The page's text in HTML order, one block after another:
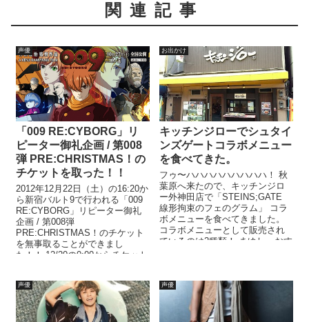
関連記事
声優
「009 RE:CYBORG」リ
ピーター御礼企画 / 第008
弾 PRE:CHRISTMAS！の
チケットを取った！！
2012年12月22日（土）の16:20か
ら新宿バルト9で行われる「009
RE:CYBORG」リピーター御礼
企画 / 第008弾
PRE:CHRISTMAS！のチケット
を無事取ることができまし
た！！ 12/20の0:00からチケット
お出かけ
キッチンジローでシュタイ
ンズゲートコラボメニュー
を食べてきた。
フゥ〜ハハハハハハハハハ！ 秋
葉原へ来たので、キッチンジロ
ー外神田店で「STEINS;GATE
線形拘束のフェのグラム」 コラ
ボメニューを食べてきました。
コラボメニューとして販売され
ているのは2種類！ まゆしーおす
声優 声優